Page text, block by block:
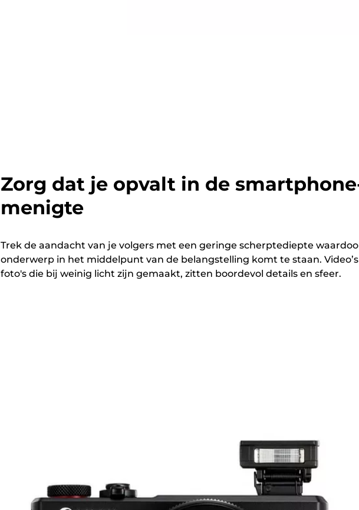
Zorg dat je opvalt in de
menigte
Trek de aandacht van je volgers met een geringe scherptediepte
onderwerp in het middelpunt van de belangstelling komt te staan.
foto's die bij weinig licht zijn gemaakt, zitten boordevol details en sfeer.